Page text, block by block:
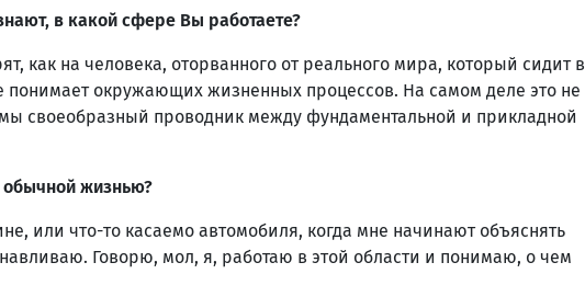
в какой сфере Вы работаете?
как на человека, оторванного от реального мира, который сидит в
понимает окружающих жизненных процессов. На самом деле это не
мы своеобразный проводник между фундаментальной и прикладной
жизнью?
или что-то касаемо автомобиля, когда мне начинают объяснять
Говорю, мол, я, работаю в этой области и понимаю, о чем